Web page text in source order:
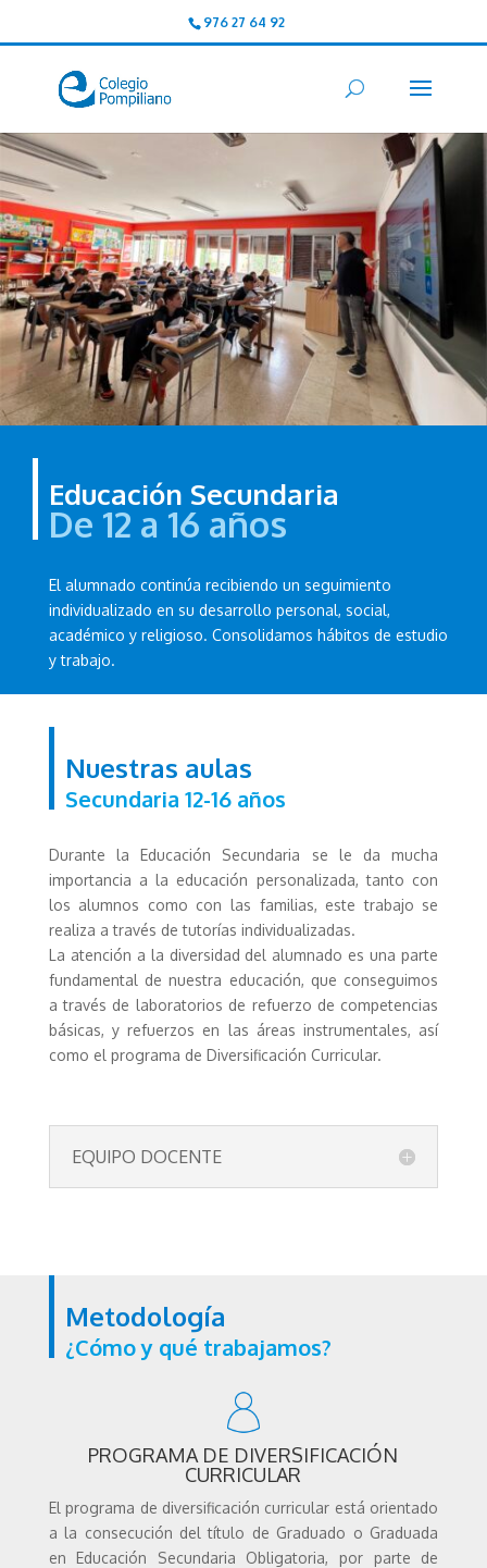
976 27 64 92
Educación Secundaria
De 12 a 16 años
El alumnado continúa recibiendo un seguimiento
individualizado en su desarrollo personal, social,
académico y religioso. Consolidamos hábitos de estudio
y trabajo.
Nuestras aulas
Secundaria 12-16 años
Durante la Educación Secundaria se le da mucha
importancia a la educación personalizada, tanto con
los alumnos como con las familias, este trabajo se
realiza a través de tutorías individualizadas.
La atención a la diversidad del alumnado es una parte
fundamental de nuestra educación, que conseguimos
a través de laboratorios de refuerzo de competencias
básicas, y refuerzos en las áreas instrumentales, así
como el programa de Diversificación Curricular.
EQUIPO DOCENTE
Metodología
¿Cómo y qué trabajamos?
PROGRAMA DE DIVERSIFICACIÓN
CURRICULAR
El programa de diversificación curricular está orientado
a la consecución del título de Graduado o Graduada
en Educación Secundaria Obligatoria, por parte de